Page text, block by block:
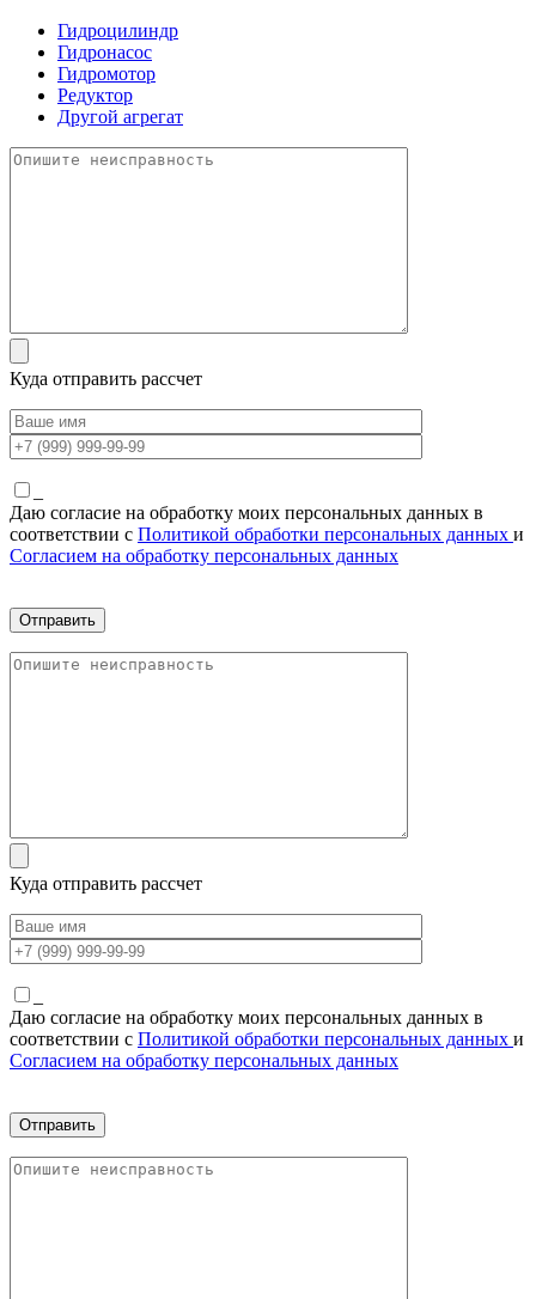
Гидроцилиндр
Гидронасос
Гидромотор
Редуктор
Другой агрегат
Куда отправить рассчет
Даю согласие на обработку моих персональных данных в
соответствии с Политикой обработки персональных данных и
Согласием на обработку персональных данных
Куда отправить рассчет
Даю согласие на обработку моих персональных данных в
соответствии с Политикой обработки персональных данных и
Согласием на обработку персональных данных